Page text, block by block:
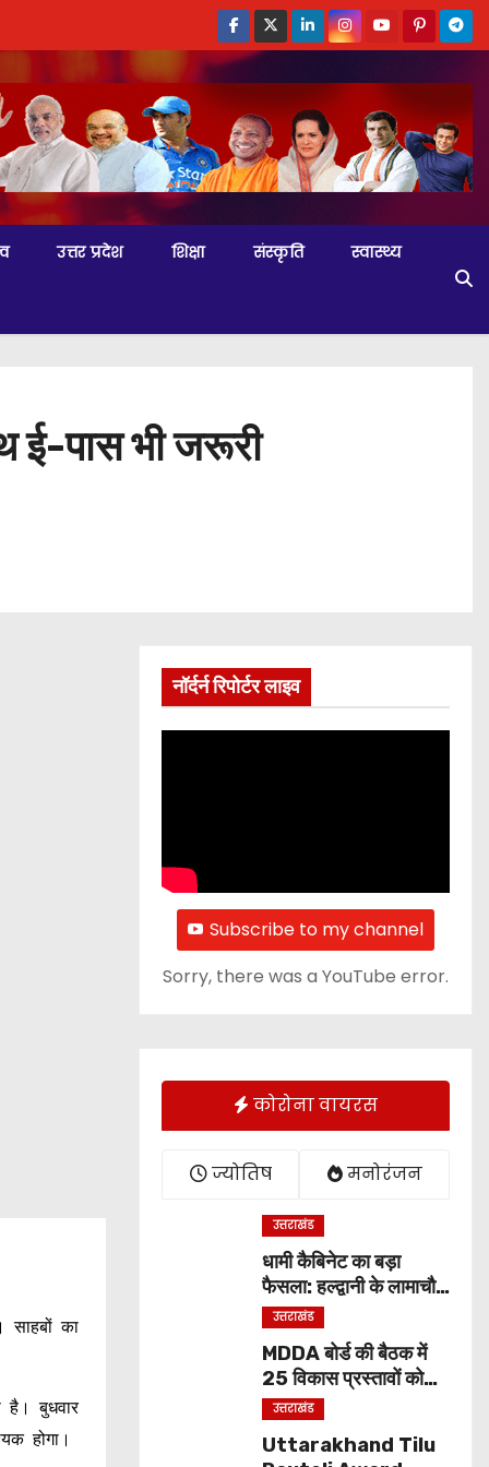
उत्तर प्रदेश शिक्षा संस्कृति स्वास्थ्य
ई-पास भी जरूरी
साहबों का
है। बुधवार
होगा।
नॉर्दर्न रिपोर्टर लाइव
Subscribe to my channel
Sorry, there was a YouTube error.
कोरोना वायरस
ज्योतिष मनोरंजन
उत्तराखंड
धामी कैबिनेट का बड़ा
फैसला: हल्द्वानी के लामाचौड़
में शिफ्ट होगा उत्तराखंड हाई
कोर्ट, अन्य महत्वपूर्ण फैसले
उत्तराखंड
MDDA बोर्ड की बैठक में
25 विकास प्रस्तावों को
मंजूरी, लैंड पूलिंग से होटल-
मिलेगी रफ्तार
उत्तराखंड
Uttarakhand Tilu